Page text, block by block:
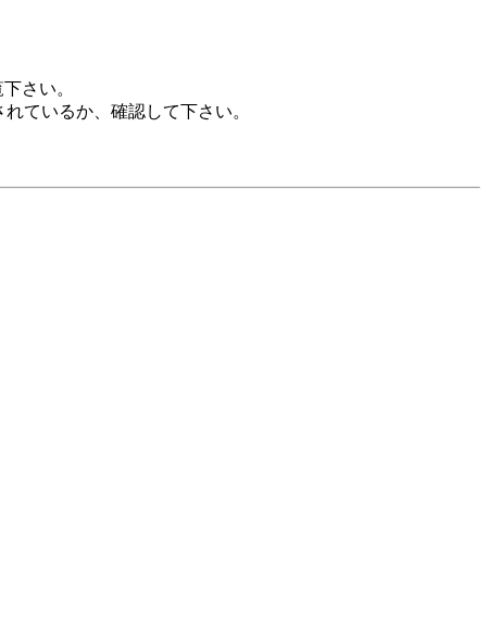
さい。
れているか、確認して下さい。